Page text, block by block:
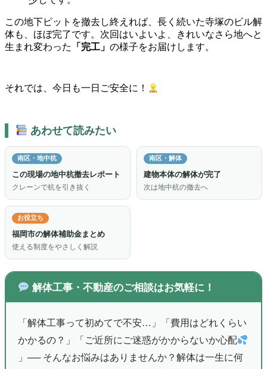
この地下ピットを撤去し終えれば、長く続いた寺塚のビル解
体も、ほぼ完了です。次回はいよいよ、きれいなさら地へと
生まれ変わった
「完工」 の様子をお届けします。
それでは、今日も一日ご安全に！
あわせて読みたい
南区・地中杭
この現場の地中杭撤去レポート
クレーンで杭を引き抜く
南区・解体
建物本体の解体が完了
次は地中杭の撤去へ
お役立ち
福岡市の解体補助金まとめ
使える制度をやさしく解説
解体工事・不動産のご相談はお気軽に！
「解体工事って初めてで不安…」「費用はどれくらい
かかるの？」「ご近所にご迷惑がかからないか心配
」── そんなお悩みはありませんか？解体は一生に何